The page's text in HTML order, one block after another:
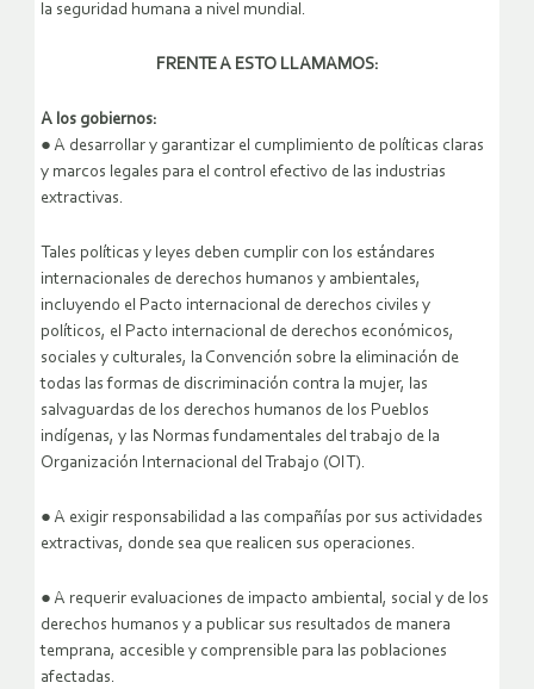
la seguridad humana a nivel mundial.
FRENTE A ESTO LLAMAMOS:
A los gobiernos:
● A desarrollar y garantizar el cumplimiento de políticas claras
y marcos legales para el control efectivo de las industrias
extractivas.
Tales políticas y leyes deben cumplir con los estándares
internacionales de derechos humanos y ambientales,
incluyendo el Pacto internacional de derechos civiles y
políticos, el Pacto internacional de derechos económicos,
sociales y culturales, la Convención sobre la eliminación de
todas las formas de discriminación contra la mujer, las
salvaguardas de los derechos humanos de los Pueblos
indígenas, y las Normas fundamentales del trabajo de la
Organización Internacional del Trabajo (OIT).
● A exigir responsabilidad a las compañías por sus actividades
extractivas, donde sea que realicen sus operaciones.
● A requerir evaluaciones de impacto ambiental, social y de los
derechos humanos y a publicar sus resultados de manera
temprana, accesible y comprensible para las poblaciones
afectadas.